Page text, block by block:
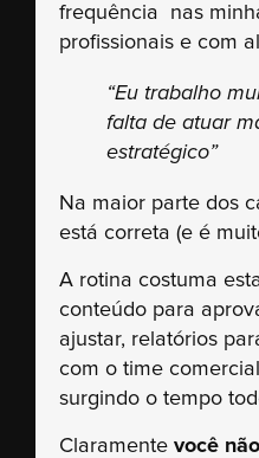
frequência nas
profissionais e com
“Eu trabalho
falta de atuar
estratégico”
Na maior parte dos
está correta (e é
A rotina costuma
conteúdo para
ajustar, relatórios
com o time
surgindo o tempo
Claramente você